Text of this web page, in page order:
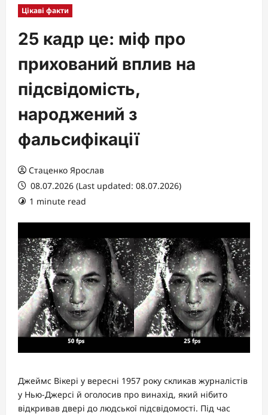
Цікаві факти
25 кадр це: міф про
прихований вплив на
підсвідомість,
народжений з
фальсифікації
Стаценко Ярослав
08.07.2026 (Last updated: 08.07.2026)
1 minute read
Джеймс Вікері у вересні 1957 року скликав журналістів
у Нью-Джерсі й оголосив про винахід, який нібито
відкривав двері до людської підсвідомості. Під час